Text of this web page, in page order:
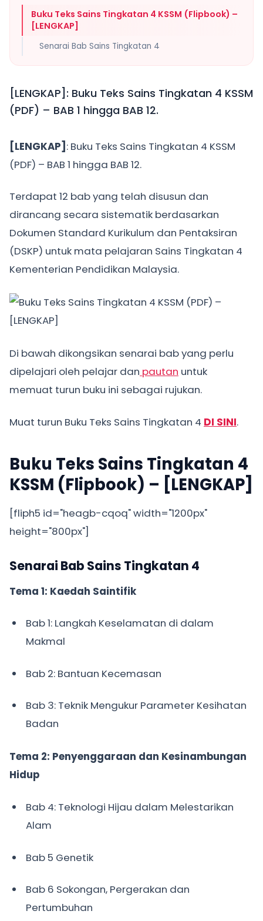
Buku Teks Sains Tingkatan 4 KSSM (Flipbook) –
[LENGKAP]
Senarai Bab Sains Tingkatan 4
[LENGKAP]: Buku Teks Sains Tingkatan 4 KSSM
(PDF) – BAB 1 hingga BAB 12.
[LENGKAP] : Buku Teks Sains Tingkatan 4 KSSM
(PDF) – BAB 1 hingga BAB 12.
Terdapat 12 bab yang telah disusun dan
dirancang secara sistematik berdasarkan
Dokumen Standard Kurikulum dan Pentaksiran
(DSKP) untuk mata pelajaran Sains Tingkatan 4
Kementerian Pendidikan Malaysia.
Di bawah dikongsikan senarai bab yang perlu
dipelajari oleh pelajar dan pautan untuk
memuat turun buku ini sebagai rujukan.
Muat turun Buku Teks Sains Tingkatan 4 DI SINI.
Buku Teks Sains Tingkatan 4
KSSM (Flipbook) – [LENGKAP]
[fliph5 id="heagb-cqoq" width="1200px"
height="800px"]
Senarai Bab Sains Tingkatan 4
Tema 1: Kaedah Saintifik
Bab 1: Langkah Keselamatan di dalam
Makmal
Bab 2: Bantuan Kecemasan
Bab 3: Teknik Mengukur Parameter Kesihatan
Badan
Tema 2: Penyenggaraan dan Kesinambungan
Hidup
Bab 4: Teknologi Hijau dalam Melestarikan
Alam
Bab 5 Genetik
Bab 6 Sokongan, Pergerakan dan
Pertumbuhan